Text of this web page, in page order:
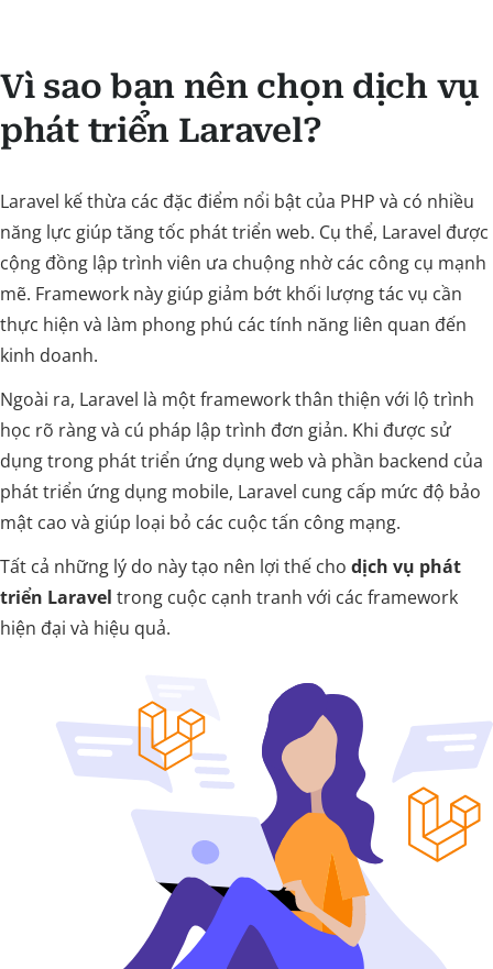
Vì sao bạn nên chọn dịch vụ
phát triển Laravel?
Laravel kế thừa các đặc điểm nổi bật của PHP và có nhiều
năng lực giúp tăng tốc phát triển web. Cụ thể, Laravel được
cộng đồng lập trình viên ưa chuộng nhờ các công cụ mạnh
mẽ. Framework này giúp giảm bớt khối lượng tác vụ cần
thực hiện và làm phong phú các tính năng liên quan đến
kinh doanh.
Ngoài ra, Laravel là một framework thân thiện với lộ trình
học rõ ràng và cú pháp lập trình đơn giản. Khi được sử
dụng trong phát triển ứng dụng web và phần backend của
phát triển ứng dụng mobile, Laravel cung cấp mức độ bảo
mật cao và giúp loại bỏ các cuộc tấn công mạng.
Tất cả những lý do này tạo nên lợi thế cho dịch vụ phát
triển Laravel trong cuộc cạnh tranh với các framework
hiện đại và hiệu quả.